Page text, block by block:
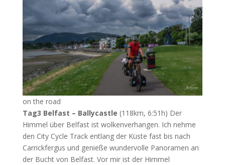
on the road
Tag3 Belfast – Ballycastle (118km, 6:51h) Der
Himmel über Belfast ist wolkenverhangen. Ich nehme
den City Cycle Track entlang der Küste fast bis nach
Carrickfergus und genieße wundervolle Panoramen an
der Bucht von Belfast. Vor mir ist der Himmel